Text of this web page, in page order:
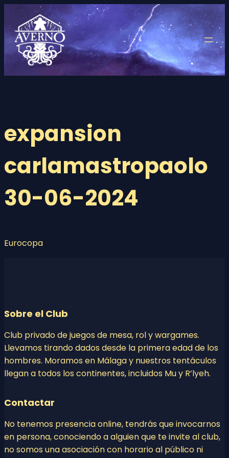
contenido
expansion
carlamastropaolo
30-06-2024
Eurocopa
Sobre el Club
Club privado de juegos de mesa, rol y wargames.
Llevamos tirando dados desde la primera edad de los
hombres. Moramos en Málaga y nuestros tentáculos
llegan a todos los continentes, incluidos Mu y R’lyeh.
Contactar
No tenemos presencia online, tendrás que invocarnos
en persona, conociendo a alguien que te invite al club,
no somos una asociación con horario al público ni